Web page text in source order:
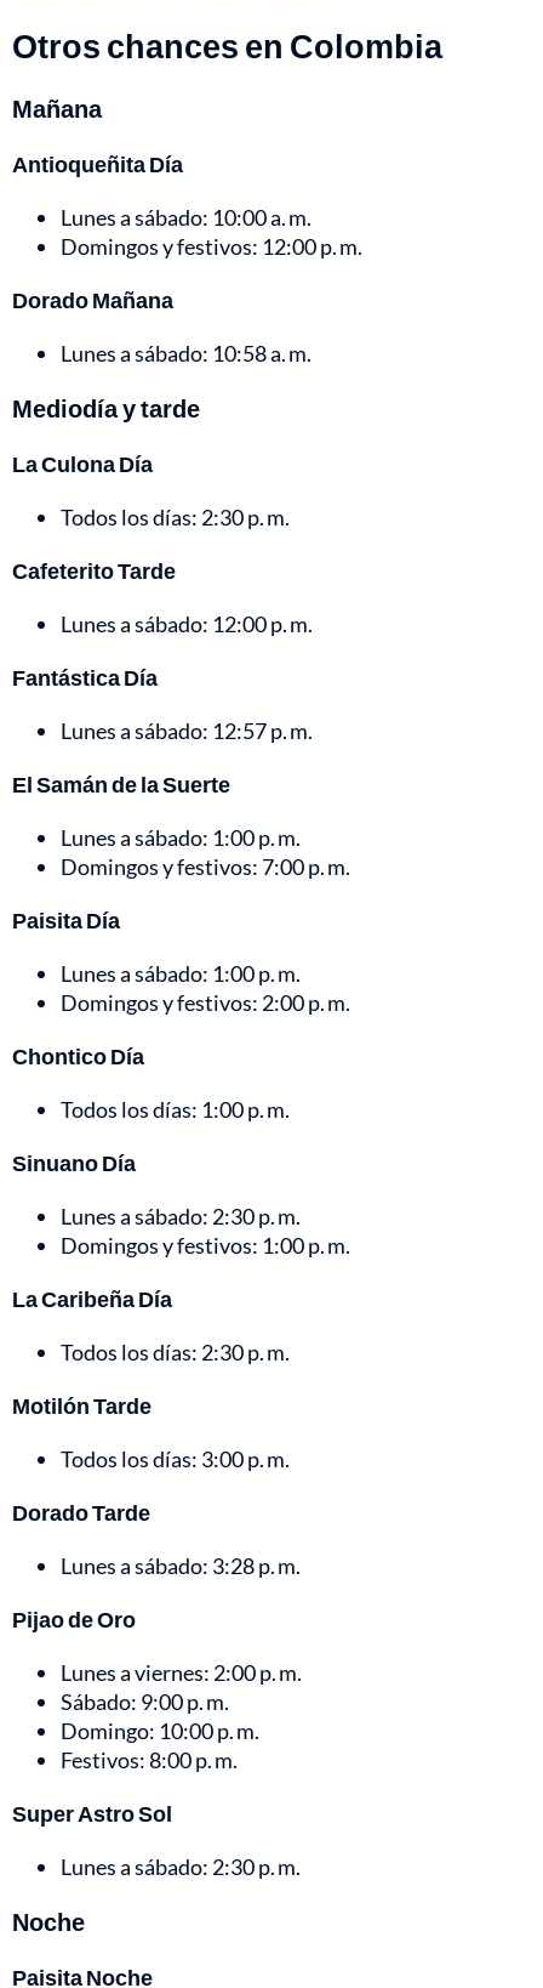
Otros chances en Colombia
Mañana
Antioqueñita Día
Lunes a sábado: 10:00 a. m.
Domingos y festivos: 12:00 p. m.
Dorado Mañana
Lunes a sábado: 10:58 a. m.
Mediodía y tarde
La Culona Día
Todos los días: 2:30 p. m.
Cafeterito Tarde
Lunes a sábado: 12:00 p. m.
Fantástica Día
Lunes a sábado: 12:57 p. m.
El Samán de la Suerte
Lunes a sábado: 1:00 p. m.
Domingos y festivos: 7:00 p. m.
Paisita Día
Lunes a sábado: 1:00 p. m.
Domingos y festivos: 2:00 p. m.
Chontico Día
Todos los días: 1:00 p. m.
Sinuano Día
Lunes a sábado: 2:30 p. m.
Domingos y festivos: 1:00 p. m.
La Caribeña Día
Todos los días: 2:30 p. m.
Motilón Tarde
Todos los días: 3:00 p. m.
Dorado Tarde
Lunes a sábado: 3:28 p. m.
Pijao de Oro
Lunes a viernes: 2:00 p. m.
Sábado: 9:00 p. m.
Domingo: 10:00 p. m.
Festivos: 8:00 p. m.
Super Astro Sol
Lunes a sábado: 2:30 p. m.
Noche
Paisita Noche